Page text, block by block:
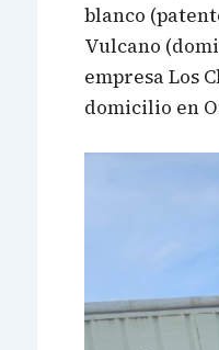
blanco
Vulcano
empresa Los
domicilio en